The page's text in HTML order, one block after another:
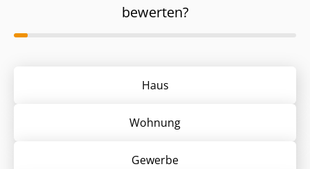
bewerten?
Haus
Wohnung
Gewerbe